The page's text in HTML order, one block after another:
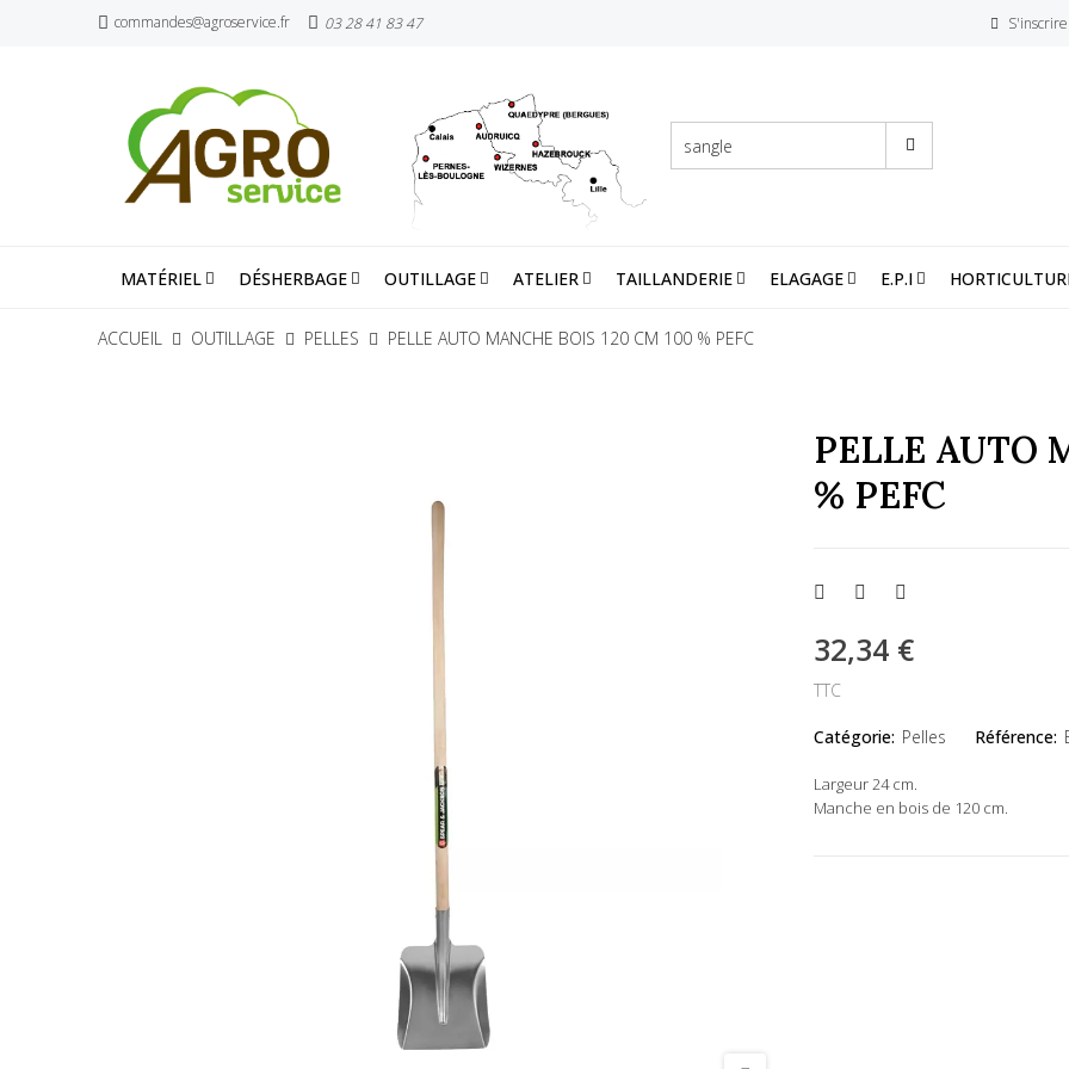
commandes@agroservice.fr 03 28 41 83 47 S'inscrire
MATÉRIEL DÉSHERBAGE OUTILLAGE ATELIER TAILLANDERIE ELAGAGE E.P.I
ACCUEIL OUTILLAGE PELLES PELLE AUTO MANCHE BOIS 120 CM 100 % PEFC
PELLE AUTO
% PEFC
32,34 €
TTC
Catégorie: Pelles Référence:
Largeur 24 cm.
Manche en bois de 120 cm.